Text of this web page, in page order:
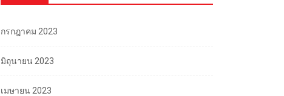
กรกฎาคม 2023
มิถุนายน 2023
เมษายน 2023